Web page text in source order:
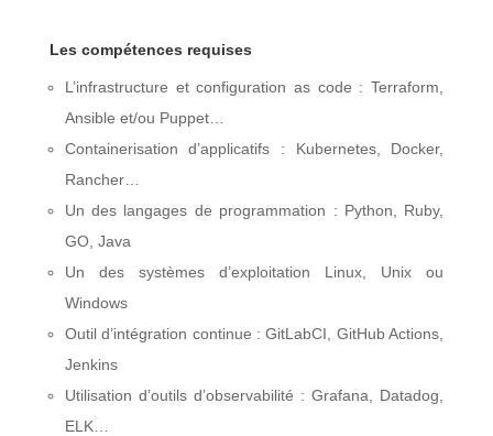
Les compétences requises
L’infrastructure et configuration as code : Terraform,
Ansible et/ou Puppet…
Containerisation d’applicatifs : Kubernetes, Docker,
Rancher…
Un des langages de programmation : Python, Ruby,
GO, Java
Un des systèmes d’exploitation Linux, Unix ou
Windows
Outil d’intégration continue : GitLabCI, GitHub Actions,
Jenkins
Utilisation d’outils d’observabilité : Grafana, Datadog,
ELK…